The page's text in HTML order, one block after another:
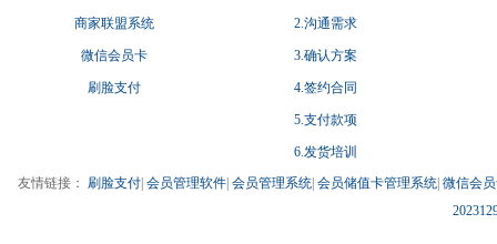
商家联盟系统 2.沟通需求
微信会员卡 3.确认方案
刷脸支付 4.签约合同
5.支付款项
6.发货培训
友情链接： 刷脸支付 会员管理软件 会员管理系统 会员储值卡管理系统 微信会